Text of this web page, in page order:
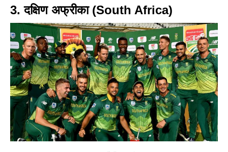
3. दक्षिण अफ्रीका (South Africa)